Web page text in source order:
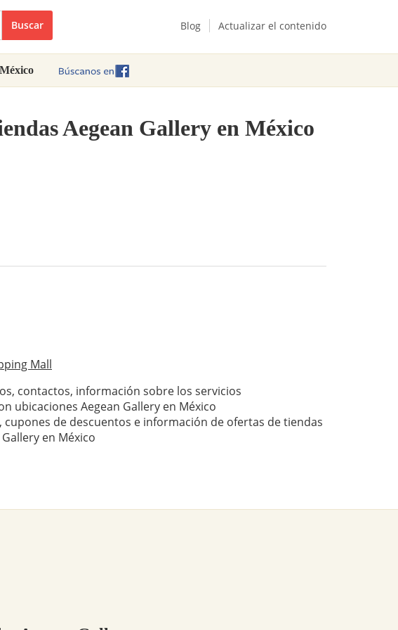
Buscar Blog Actualizar el contenido
Aegean Gallery en México
Mall
contactos, información sobre los servicios
ubicaciones Aegean Gallery en México
cupones de descuentos e información de ofertas de tiendas
en México